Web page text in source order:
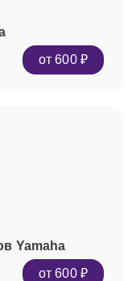
от 600 ₽
Yamaha
от 600 ₽